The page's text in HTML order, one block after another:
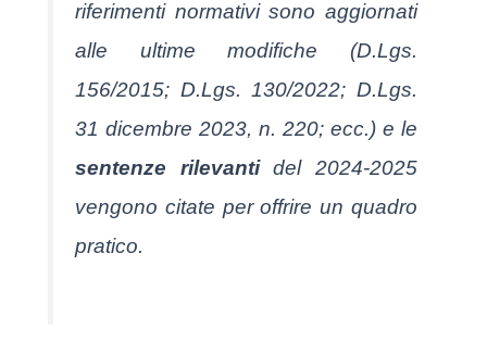
riferimenti normativi sono aggiornati
alle ultime modifiche (D.Lgs.
156/2015; D.Lgs. 130/2022; D.Lgs.
31 dicembre 2023, n. 220; ecc.) e le
sentenze rilevantidel 2024-2025
vengono citate per offrire un quadro
pratico.